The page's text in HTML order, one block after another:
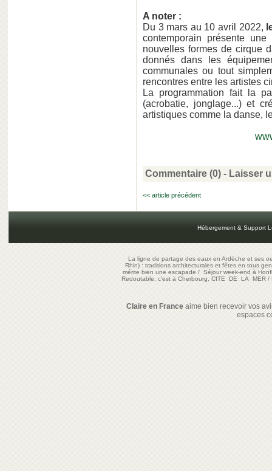
A noter :
Du 3 mars au 10 avril 2022,
contemporain présente
nouvelles formes de cirque
donnés dans les
communales ou tout
rencontres entre les artistes
La programmation fait la
(acrobatie, jonglage...) et
artistiques comme la danse,
Commentaire (0) - Laisser
<< article précédent
Hébergement & Support
La ligne de partage des eaux en Ardèche et ses
Rhin) : traditions architecturales et fêtes en tous
mérite bien une escapade/Séjour week-end à
Redoutable, c'est à Cherbourg, CITE DE LA MER/
Claire en Franceaime bien recevoir vos
espaces